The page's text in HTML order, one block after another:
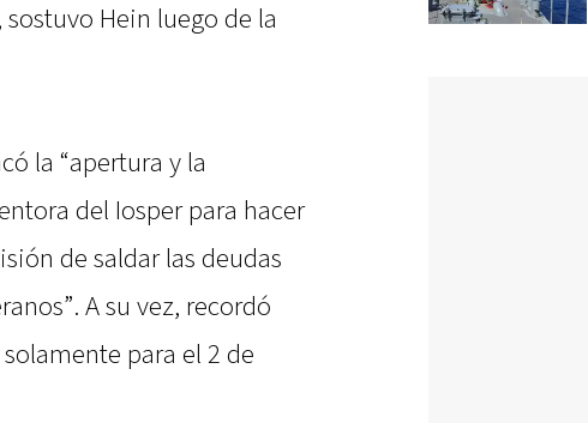
Hein luego de la
la “apertura y la
del Iosper para hacer
de saldar las deudas
A su vez, recordó
para el 2 de